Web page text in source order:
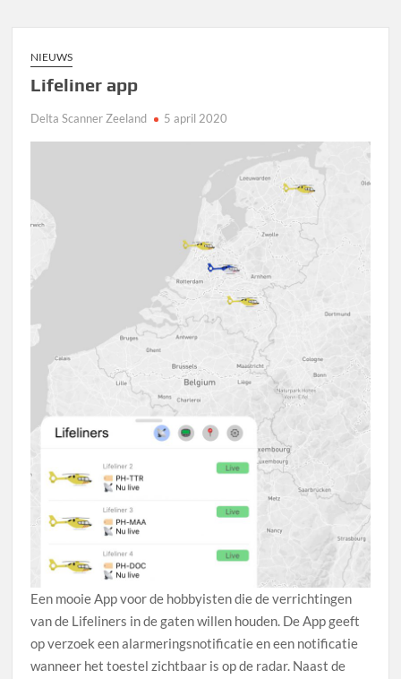
NIEUWS
Lifeliner app
Delta Scanner Zeeland 5 april 2020
Een mooie App voor de hobbyisten die de verrichtingen
van de Lifeliners in de gaten willen houden. De App geeft
op verzoek een alarmeringsnotificatie en een notificatie
wanneer het toestel zichtbaar is op de radar. Naast de